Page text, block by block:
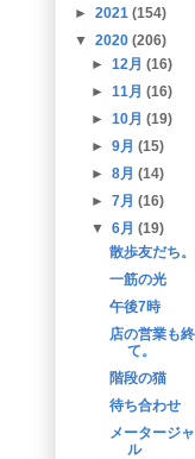
► 2021 (154)
▼ 2020 (206)
►12月(16)
►11月(16)
►10月(19)
►9月(15)
►8月(14)
►7月(16)
▼6月(19)
散歩友だち。
一筋の光
午後7時
店の営業も
て。
階段の猫
待ち合わせ
メータージ
ル